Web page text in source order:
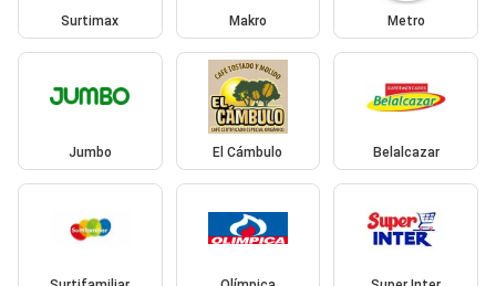
Surtimax Makro Metro
Jumbo El Cámbulo Belalcazar